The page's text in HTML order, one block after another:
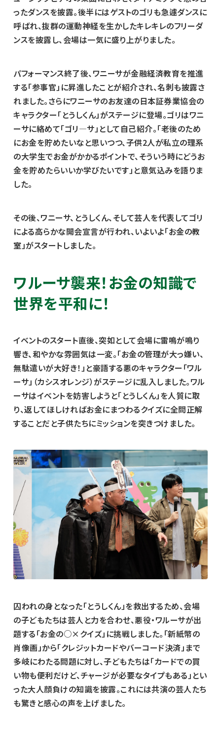
ったダンスを披露。後半にはゲストのゴリも急遽ダンスに
呼ばれ、抜群の運動神経を生かしたキレキレのフリーダ
ンスを披露し、会場は一気に盛り上がりました。
パフォーマンス終了後、ワニーサが金融経済教育を推進
する「参事官」に昇進したことが紹介され、名刺も披露さ
れました。さらにワニーサのお友達の日本証券業協会の
キャラクター「とうしくん」がステージに登場。ゴリはワニ
ーサに絡めて「ゴリ―サ」として自己紹介。「老後のため
にお金を貯めたいなと思いつつ、子供2人が私立の理系
の大学生でお金がかかるポイントで、そういう時にどうお
金を貯めたらいいか学びたいです」と意気込みを語りま
した。
その後、ワニーサ、とうしくん、そして芸人を代表してゴリ
による高らかな開会宣言が行われ、いよいよ「お金の教
室」がスタートしました。
ワルーサ襲来！お金の知識で
世界を平和に！
イベントのスタート直後、突如として会場に雷鳴が鳴り
響き、和やかな雰囲気は一変。「お金の管理が大っ嫌い、
無駄遣いが大好き！」と豪語する悪のキャラクター「ワル
ーサ」（カシスオレンジ）がステージに乱入しました。ワル
ーサはイベントを妨害しようと「とうしくん」を人質に取
り、返してほしければお金にまつわるクイズに全問正解
することだと子供たちにミッションを突きつけました。
囚われの身となった「とうしくん」を救出するため、会場
の子どもたちは芸人と力を合わせ、悪役・ワルーサが出
題する「お金の○×クイズ」に挑戦しました。「新紙幣の
肖像画」から「クレジットカードやバーコード決済」まで
多岐にわたる問題に対し、子どもたちは「カードでの買
い物も便利だけど、チャージが必要なタイプもある」とい
った大人顔負けの知識を披露。これには共演の芸人たち
も驚きと感心の声を上げました。